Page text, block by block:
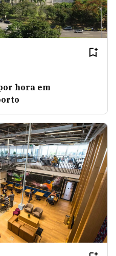
hora em